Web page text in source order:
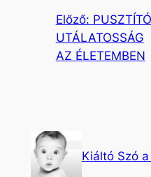
Előző: PUSZTÍTÓ
UTÁLATOSSÁG
AZ ÉLETEMBEN
Kiáltó Szó